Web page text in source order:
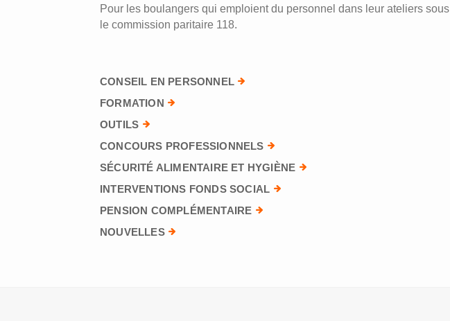
Pour les boulangers qui emploient du personnel dans leur ateliers sous
le commission paritaire 118.
CONSEIL EN PERSONNEL
FORMATION
OUTILS
CONCOURS PROFESSIONNELS
SÉCURITÉ ALIMENTAIRE ET HYGIÈNE
INTERVENTIONS FONDS SOCIAL
PENSION COMPLÉMENTAIRE
NOUVELLES